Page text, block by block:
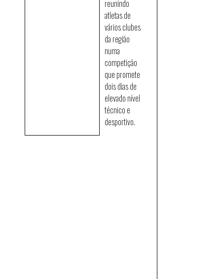
reunindo
atletas de
vários clubes
da região
numa
competição
que promete
dois dias de
elevado nível
técnico e
desportivo.